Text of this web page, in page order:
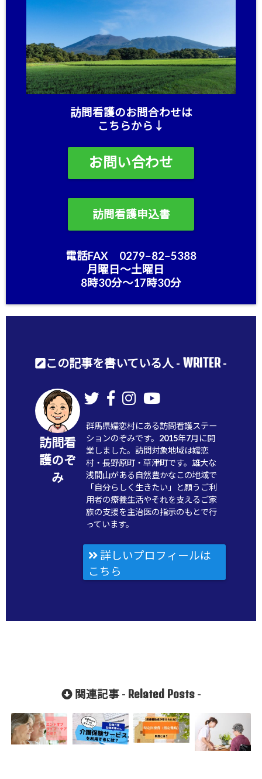
訪問看護のお問合わせは
こちらから↓
お問い合わせ
訪問看護申込書
電話FAX 0279−82−5388
月曜日〜土曜日
8時30分〜17時30分
この記事を書いている人 - WRITER-
訪問看
護のぞ
み
群馬県嬬恋村にある訪問看護ステー
ションのぞみです。2015年7月に開
業しました。訪問対象地域は嬬恋
村・長野原町・草津町です。雄大な
浅間山がある自然豊かなこの地域で
「自分らしく生きたい」と願うご利
用者の療養生活やそれを支えるご家
族の支援を主治医の指示のもとで行
っています。
詳しいプロフィールは
こちら
関連記事 - Related Posts-